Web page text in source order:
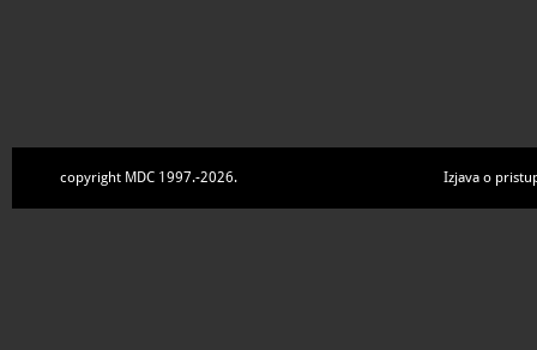
copyright MDC 1997.-2026. Izjava o